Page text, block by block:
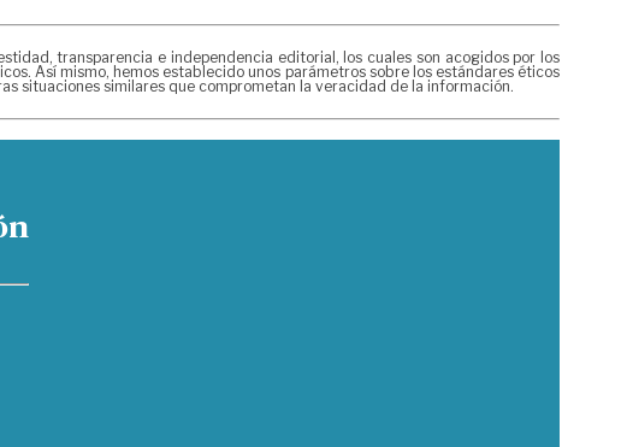
transparencia e independencia editorial, los cuales son acogidos por los
Así mismo, hemos establecido unos parámetros sobre los estándares éticos
situaciones similares que comprometan la veracidad de la información.